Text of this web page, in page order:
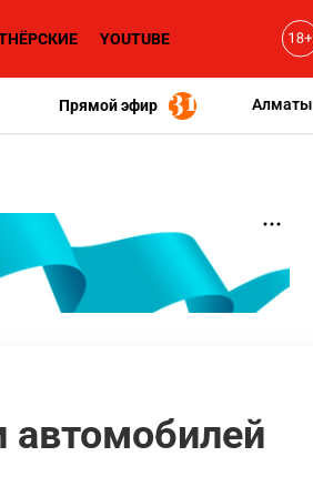
YOUTUBE
Прямой эфир Алматы
автомобилей